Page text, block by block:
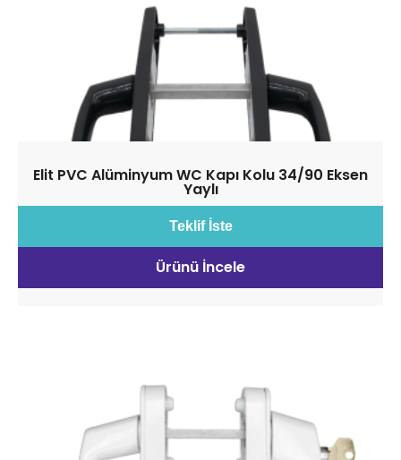
Elit PVC Alüminyum WC Kapı Kolu 34/90 Eksen
Yaylı
Teklif İste
Ürünü İncele